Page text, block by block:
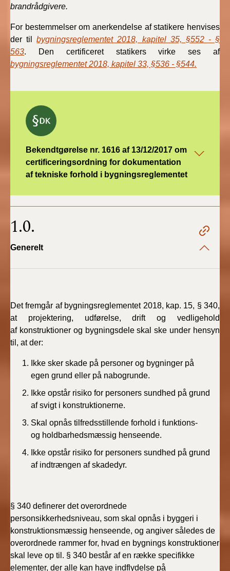
Tidligere BR (1961-
2010)
brandrådgivere.
For bestemmelser om anerkendelse af statikere henvises
der tilbygningsreglementet 2018, kapitel 35, §552 - §
563. Den certificeret statikers virke ses af
bygningsreglementet 2018, kapitel 33, §536 - §544.
Bekendtgørelse nr. 1616 af 13/12/2017 om
certificeringsordning for dokumentation
af tekniske forhold i bygningsreglementet
1.0.
Generelt
Det fremgår af bygningsreglementet 2018, kap. 15, § 340,
at projektering, udførelse, drift og vedligehold
af konstruktioner og bygningsdele skal ske under hensyn
til, at der:
Ikke sker skade på personer og bygninger på
egen grund eller på nabogrunde.
Ikke opstår risiko for personers sundhed på grund
af svigt i konstruktionerne.
Skal opnås tilfredsstillende forhold i funktions-
og holdbarhedsmæssig henseende.
Ikke opstår risiko for personers sundhed på grund
af indtrængen af skadedyr.
§ 340 definerer det overordnede
personsikkerhedsniveau, som skal opnås i byggeri i
konstruktionsmæssig henseende, og angiver således de
overordnede rammer for, hvad en bygnings konstruktioner
skal leve op til. § 340 består af en række specifikke
elementer, der alle kan have indflydelse på